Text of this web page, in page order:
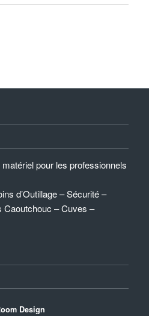
pour les professionnels
d’Outillage – Sécurité –
Caoutchouc – Cuves –
Design